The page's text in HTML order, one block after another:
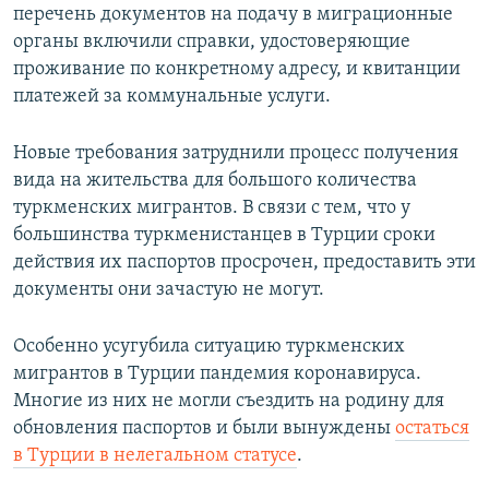
перечень документов на подачу в миграционные
органы включили справки, удостоверяющие
проживание по конкретному адресу, и квитанции
платежей за коммунальные услуги.
Новые требования затруднили процесс получения
вида на жительства для большого количества
туркменских мигрантов. В связи с тем, что у
большинства туркменистанцев в Турции сроки
действия их паспортов просрочен, предоставить эти
документы они зачастую не могут.
Особенно усугубила ситуацию туркменских
мигрантов в Турции пандемия коронавируса.
Многие из них не могли съездить на родину для
обновления паспортов и были вынуждены остаться
в Турции в нелегальном статусе.